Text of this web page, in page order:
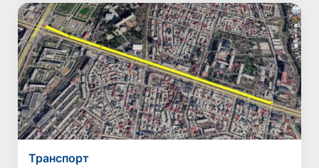
Транспорт